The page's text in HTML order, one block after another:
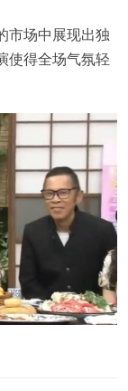
市场中展现出独
使得全场气氛轻